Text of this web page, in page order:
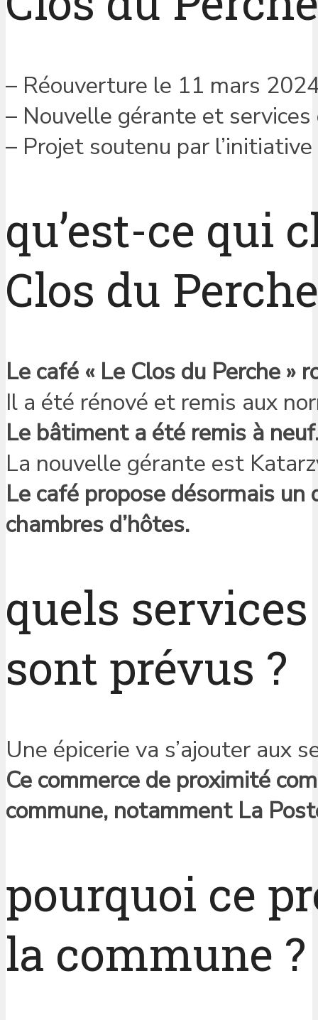
– Réouverture le 11 mars
– Nouvelle gérante et
– Projet soutenu par
qu’est-ce qui
Clos du
Le café « Le Clos du Perche
Il a été rénové et remis aux
Le bâtiment a été remis à
La nouvelle gérante est
Le café propose désormais
chambres d’hôtes.
quels
sont prévus ?
Une épicerie va s’ajouter aux
Ce commerce de proximité
commune, notamment La
pourquoi ce
la commune ?